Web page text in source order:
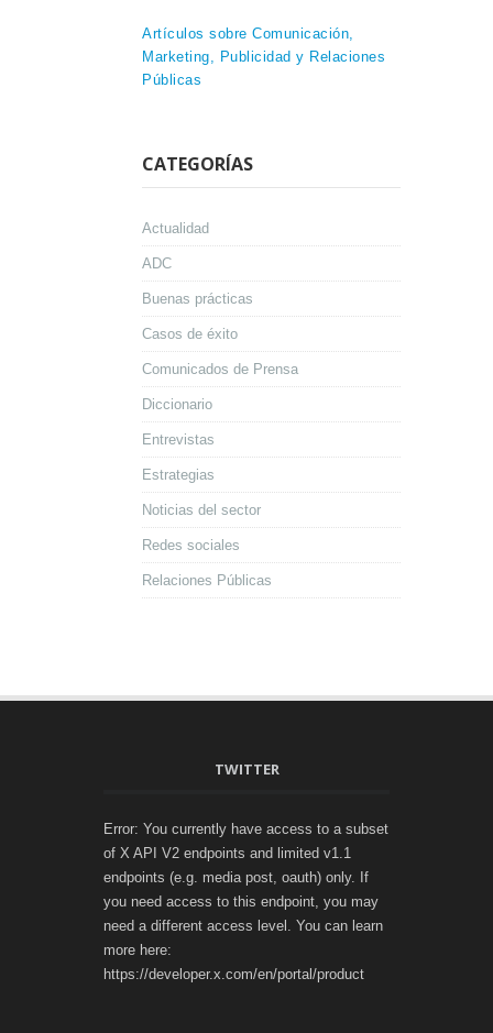
Artículos sobre Comunicación,
Marketing, Publicidad y Relaciones
Públicas
CATEGORÍAS
Actualidad
ADC
Buenas prácticas
Casos de éxito
Comunicados de Prensa
Diccionario
Entrevistas
Estrategias
Noticias del sector
Redes sociales
Relaciones Públicas
TWITTER
Error: You currently have access to a subset
of X API V2 endpoints and limited v1.1
endpoints (e.g. media post, oauth) only. If
you need access to this endpoint, you may
need a different access level. You can learn
more here:
https://developer.x.com/en/portal/product